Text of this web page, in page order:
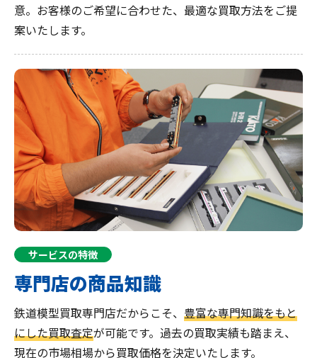
意。お客様のご希望に合わせた、最適な買取方法をご提
案いたします。
サービスの特徴
専門店の商品知識
鉄道模型買取専門店だからこそ、 豊富な専門知識をもと
にした買取査定が可能です。過去の買取実績も踏まえ、
現在の市場相場から買取価格を決定いたします。